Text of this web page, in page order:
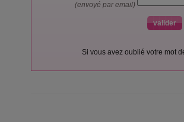
(envoyé par email)
Si vous avez oublié votre mot